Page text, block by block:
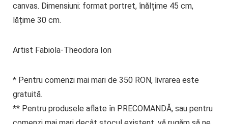
canvas. Dimensiuni: format portret, înălțime 45 cm,
lățime 30 cm.
Artist Fabiola-Theodora Ion
* Pentru comenzi mai mari de 350 RON, livrarea este
gratuită.
** Pentru produsele aflate în PRECOMANDĂ, sau pentru